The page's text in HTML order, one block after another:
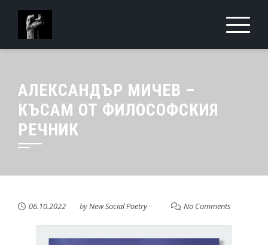
АЛЕКСАНДЪР МИЧЕВ –
КЪСАМ ОТ ФИЛОСОФСКИЯ
РЕЧНИК
06.10.2022 byNew Social Poetry No Comments